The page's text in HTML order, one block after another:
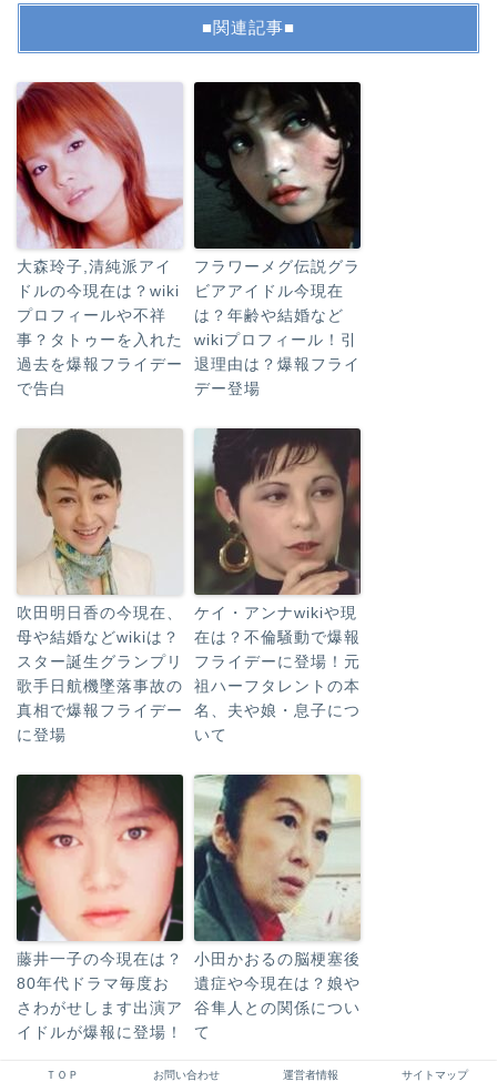
■関連記事■
大森玲子,清純派アイ
ドルの今現在は？wiki
プロフィールや不祥
事？タトゥーを入れた
過去を爆報フライデー
で告白
フラワーメグ伝説グラ
ビアアイドル今現在
は？年齢や結婚など
wikiプロフィール！引
退理由は？爆報フライ
デー登場
吹田明日香の今現在、
母や結婚などwikiは？
スター誕生グランプリ
歌手日航機墜落事故の
真相で爆報フライデー
に登場
ケイ・アンナwikiや現
在は？不倫騒動で爆報
フライデーに登場！元
祖ハーフタレントの本
名、夫や娘・息子につ
いて
藤井一子の今現在は？
80年代ドラマ毎度お
さわがせします出演ア
イドルが爆報に登場！
小田かおるの脳梗塞後
遺症や今現在は？娘や
谷隼人との関係につい
て
ＴＯＰ お問い合わせ 運営者情報 サイトマップ